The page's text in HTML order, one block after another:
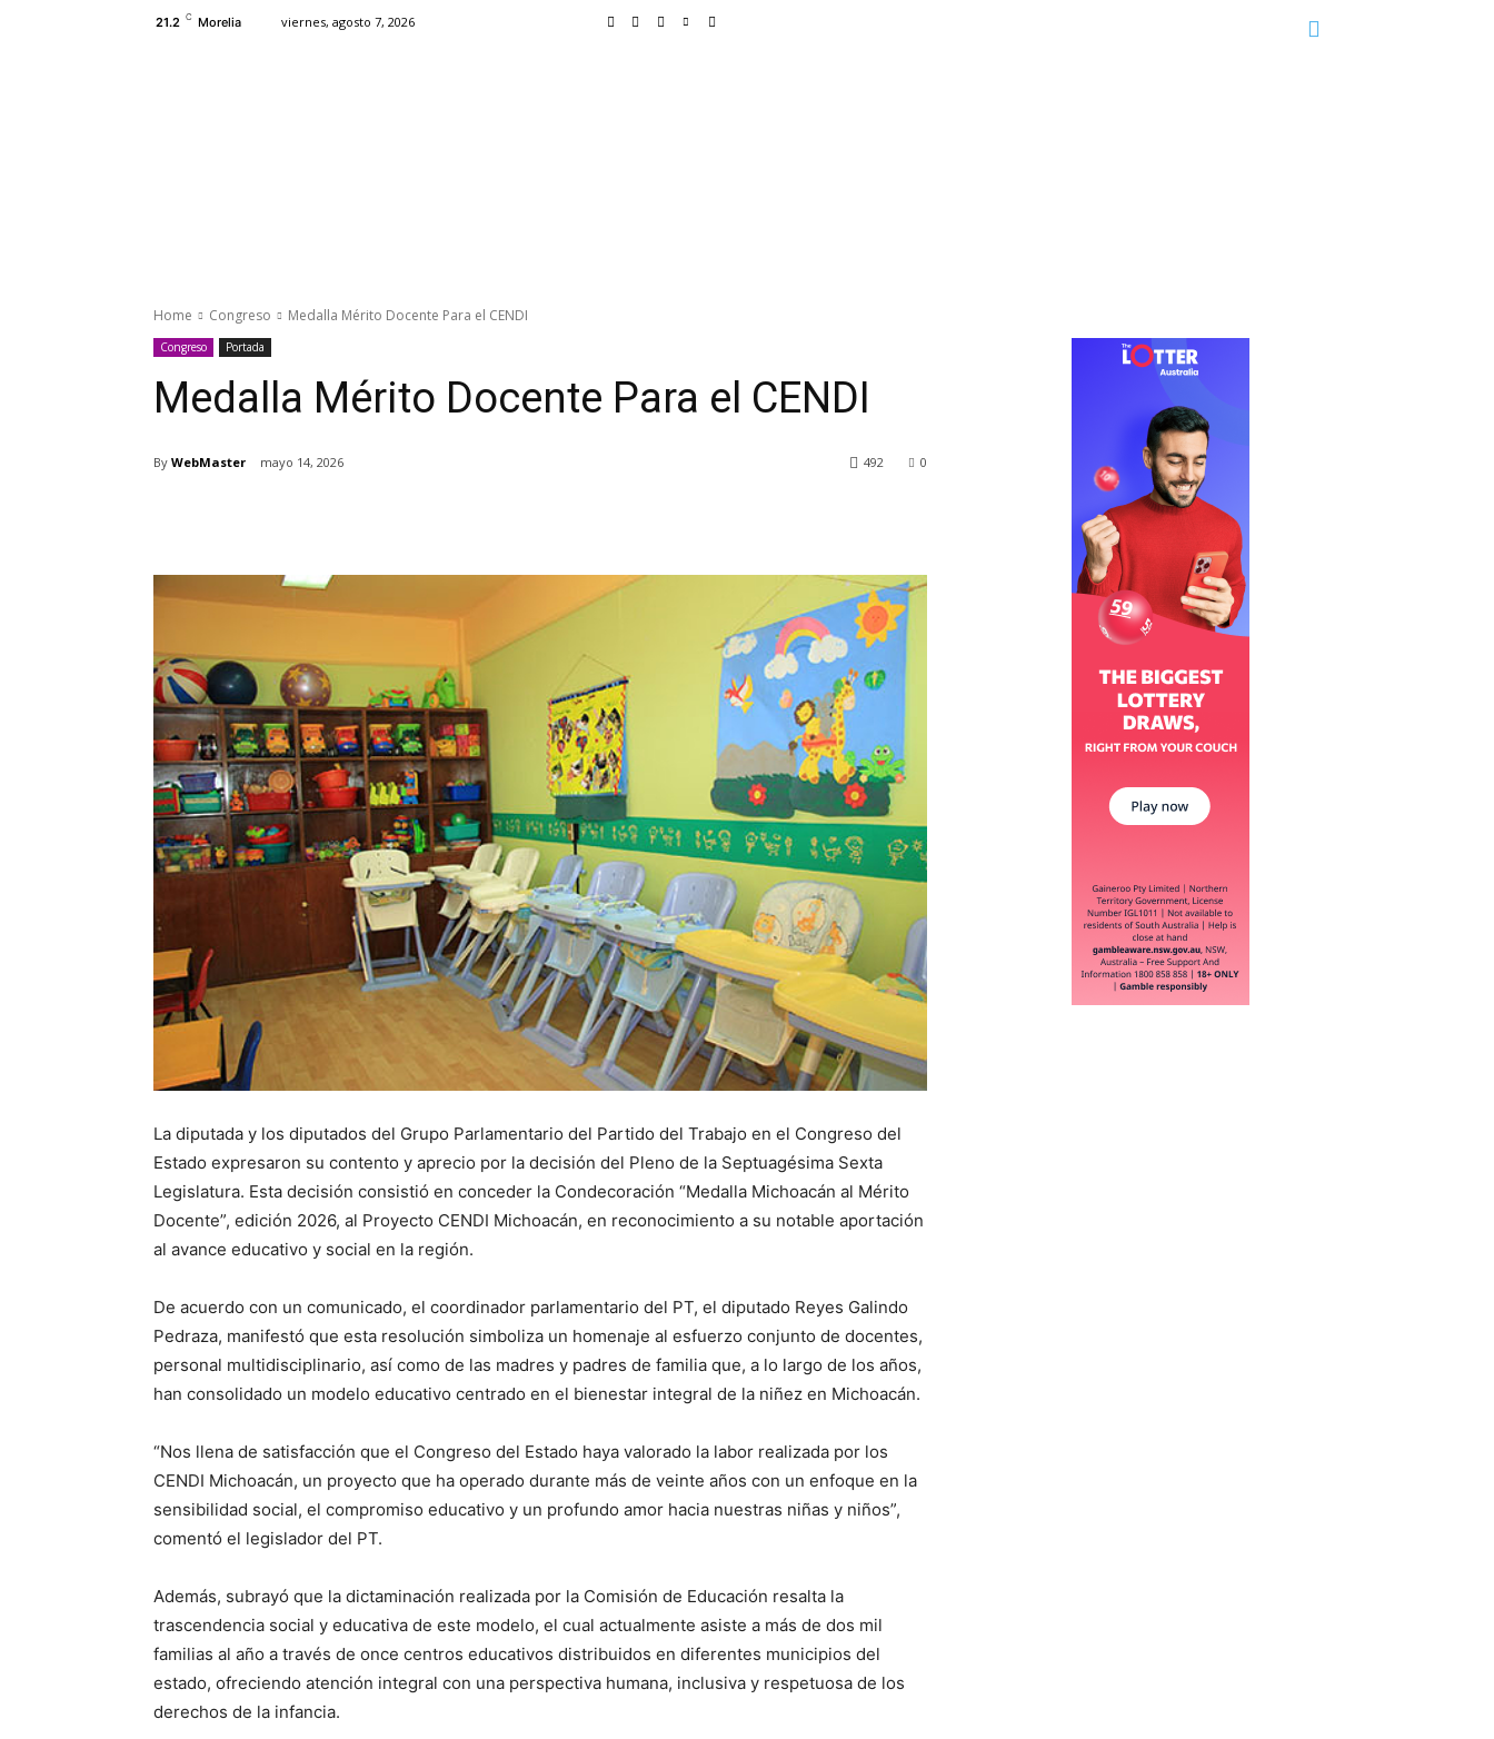
21.2 C Morelia viernes, agosto 7, 2026
Home Congreso Medalla Mérito Docente Para el CENDI
Congreso Portada
Medalla Mérito Docente Para el CENDI
By WebMaster mayo 14, 2026 0
492
La diputada y los diputados del Grupo Parlamentario del Partido del Trabajo en el Congreso del
Estado expresaron su contento y aprecio por la decisión del Pleno de la Septuagésima Sexta
Legislatura. Esta decisión consistió en conceder la Condecoración “Medalla Michoacán al Mérito
Docente”, edición 2026, al Proyecto CENDI Michoacán, en reconocimiento a su notable aportación
al avance educativo y social en la región.
De acuerdo con un comunicado, el coordinador parlamentario del PT, el diputado Reyes Galindo
Pedraza, manifestó que esta resolución simboliza un homenaje al esfuerzo conjunto de docentes,
personal multidisciplinario, así como de las madres y padres de familia que, a lo largo de los años,
han consolidado un modelo educativo centrado en el bienestar integral de la niñez en Michoacán.
“Nos llena de satisfacción que el Congreso del Estado haya valorado la labor realizada por los
CENDI Michoacán, un proyecto que ha operado durante más de veinte años con un enfoque en la
sensibilidad social, el compromiso educativo y un profundo amor hacia nuestras niñas y niños”,
comentó el legislador del PT.
Además, subrayó que la dictaminación realizada por la Comisión de Educación resalta la
trascendencia social y educativa de este modelo, el cual actualmente asiste a más de dos mil
familias al año a través de once centros educativos distribuidos en diferentes municipios del
estado, ofreciendo atención integral con una perspectiva humana, inclusiva y respetuosa de los
derechos de la infancia.